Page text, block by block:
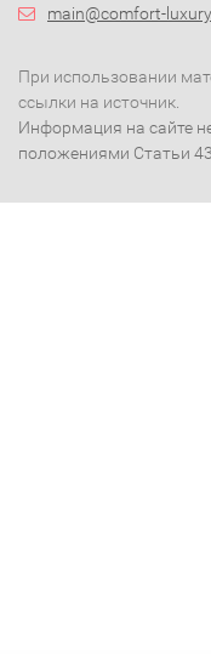
main@comfort-
При использовании
ссылки на источник.
Информация на сайте
положениями Статьи